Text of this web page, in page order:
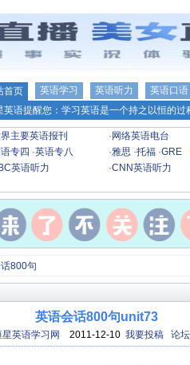
首页 英语学习 英语听力
英语口语
英语提醒您：学习英语是一个持之以恒的
主要英语报刊 · 网络英语电台
专四 ·英语专八 ·雅思 ·托福 ·GRE
英语听力 ·CNN英语听力
800句
英语会话800句unit73
星英语学习网 2011-12-10 我要投稿 论坛